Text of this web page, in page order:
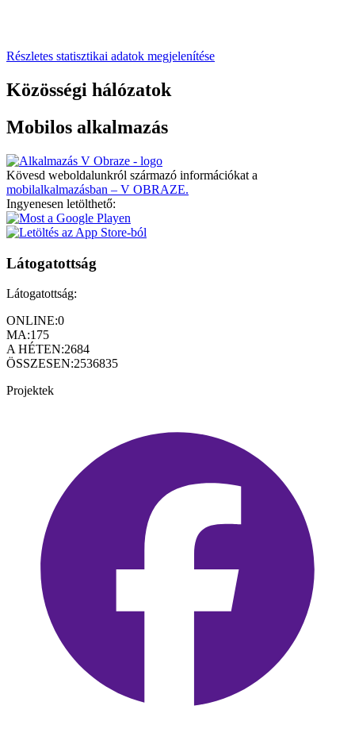
Részletes statisztikai adatok megjelenítése
Közösségi hálózatok
Mobilos alkalmazás
Kövesd weboldalunkról származó információkat a
mobilalkalmazásban – V OBRAZE.
Ingyenesen letölthető:
Látogatottság
Látogatottság:
ONLINE:0
MA:175
A HÉTEN:2684
ÖSSZESEN:2536835
Projektek